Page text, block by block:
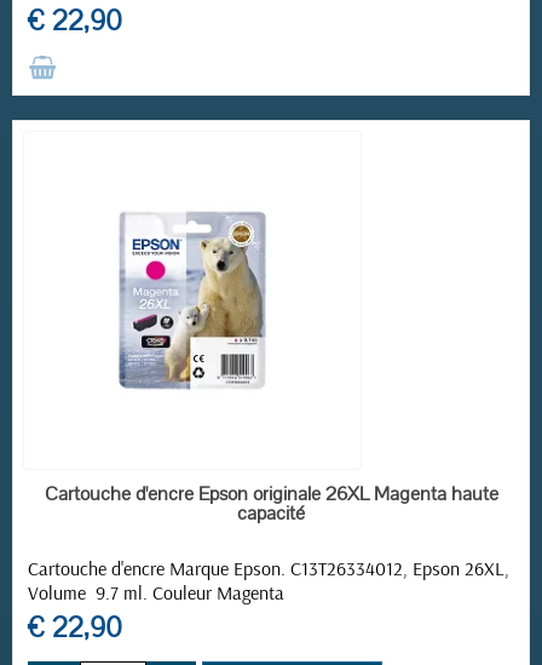
€ 22,90
EN STOCK
Cartouche d'encre Epson originale 26XL Magenta haute
capacité
Cartouche d'encre Marque Epson. C13T26334012, Epson 26XL,
Volume 9.7 ml. Couleur Magenta
€ 22,90